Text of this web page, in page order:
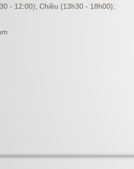
- 12:00); Chiều (13h30 - 18h00);